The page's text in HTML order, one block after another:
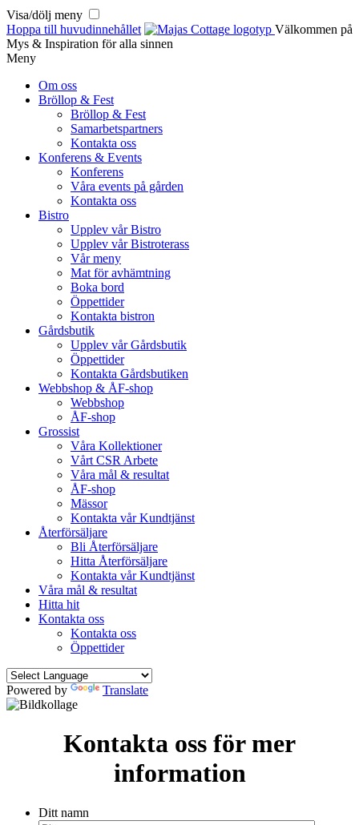
Visa/dölj meny
Hoppa till huvudinnehållet
Välkommen på
Mys & Inspiration för alla sinnen
Meny
Om oss
Bröllop & Fest
Bröllop & Fest
Samarbetspartners
Kontakta oss
Konferens & Events
Konferens
Våra events på gården
Kontakta oss
Bistro
Upplev vår Bistro
Upplev vår Bistroterass
Vår meny
Mat för avhämtning
Boka bord
Öppettider
Kontakta bistron
Gårdsbutik
Upplev vår Gårdsbutik
Öppettider
Kontakta Gårdsbutiken
Webbshop & ÅF-shop
Webbshop
ÅF-shop
Grossist
Våra Kollektioner
Vårt CSR Arbete
Våra mål & resultat
ÅF-shop
Mässor
Kontakta vår Kundtjänst
Återförsäljare
Bli Återförsäljare
Hitta Återförsäljare
Kontakta vår Kundtjänst
Våra mål & resultat
Hitta hit
Kontakta oss
Kontakta oss
Öppettider
Powered by Translate
Kontakta oss för mer
information
Ditt namn